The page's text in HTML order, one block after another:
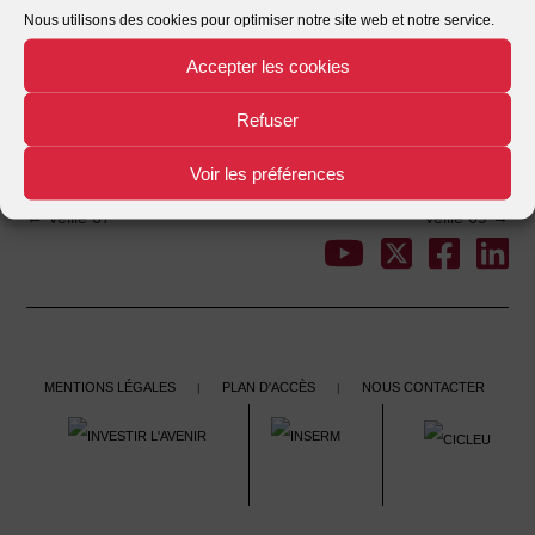
Nous utilisons des cookies pour optimiser notre site web et notre service.
Accepter les cookies
Refuser
Voir les préférences
Date de création 23/11/2021
Dernière mise à jour
This entry was posted in . Bookmark the.
Post
navigation
←Veille 67 Veille 69→
Mentions légales | Plan d'accès | Nous contacter